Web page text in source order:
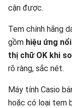
cận được.
Tem chính hãng
gồm hiệu ứng
thị chữ OK khi
rõ ràng, sắc nét.
Máy tính Casio
hoặc có loại tem